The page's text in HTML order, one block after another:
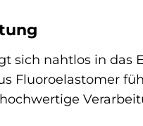
sich nahtlos in das
Fluoroelastomer